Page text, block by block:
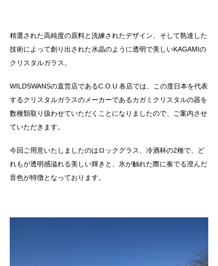
精選された高純度の原料と洗練されたデザイン、そして熟達した
技術によって創り出された水晶のように透明で美しいKAGAMIの
クリスタルガラス。
WILDSWANSの直営店であるC.O.U.各店では、この度日本を代表
するクリスタルガラスのメーカーであるカガミクリスタルの器を
数種類取り扱わせていただくことになりましたので、ご案内させ
ていただきます。
今回ご用意いたしましたのはロックグラス、冷酒杯の2種で、ど
れもが透明感溢れる美しい輝きと、氷が触れた際に奏でる澄んだ
音色が特徴となっております。